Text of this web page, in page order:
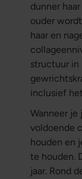
dunner
ouder
haar en
structuur in
inclusief
Wanneer je
voldoende
houden en
te houden.
jaar. Rond